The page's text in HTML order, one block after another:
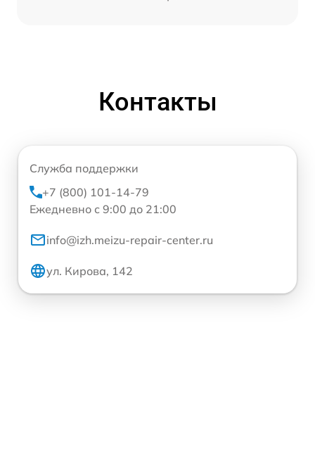
Контакты
Служба поддержки
+7 (800) 101-14-79
Ежедневно с 9:00 до 21:00
info@izh.meizu-repair-center.ru
ул. Кирова, 142